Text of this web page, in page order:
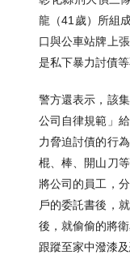
龍（41歲）所組
口與公車站牌上
是私下暴力討債等
警方還表示，該
公司自律規範」
力脅迫討債的行
棍、棒、開山刀
將公司的員工，
戶的委託書後，
後，就偷偷的將
跟蹤至家中潑漆及